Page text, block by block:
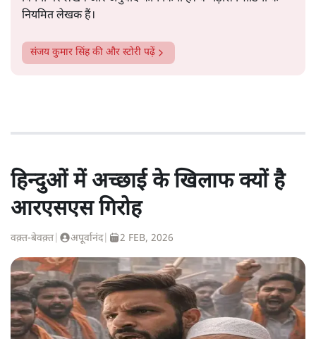
नियमित लेखक हैं।
संजय कुमार सिंहकी और स्टोरी पढ़ें
हिन्दुओं में अच्छाई के खिलाफ क्यों है
आरएसएस गिरोह
वक़्त-बेवक़्त अपूर्वानंद| 2 FEB, 2026